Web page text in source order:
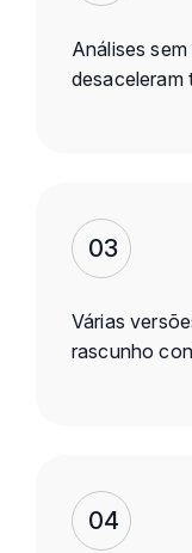
Análises
desaceleram
03
Várias
rascunho
04